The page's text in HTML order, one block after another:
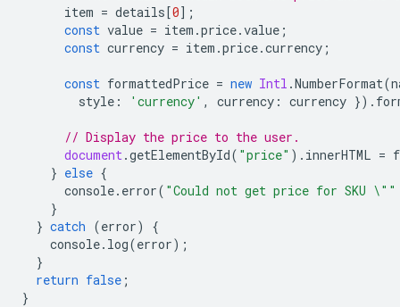
item = details[0];
const value = item .price.value ;
const currency = item .price.currency ;
const formattedPrice = new Intl .NumberFormat(
style : 'currency' , currency : currency }).
// Display the price to the user.
document.getElementById( "price" ). innerHTML =
} else {
console. error( "Could not get price for SKU \""
}
} catch (error)
{
console. log(error);
}
return false ;
}